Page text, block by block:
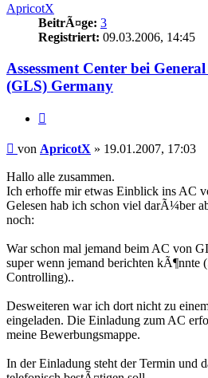
ApricotX
BeitrÃ¤ge: 3
Registriert: 09.03.2006, 14:45
Assessment Center bei
(GLS) Germany
Beitrag
von ApricotX » 19.01.2007, 17:03
Hallo alle zusammen.
Ich erhoffe mir etwas Einblick ins AC
Gelesen hab ich schon viel darÃ¼ber
noch:
War schon mal jemand beim AC von
super wenn jemand berichten kÃ¶nnte
Controlling)..
Desweiteren war ich dort nicht zu
eingeladen. Die Einladung zum AC
meine Bewerbungsmappe.
In der Einladung steht der Termin und